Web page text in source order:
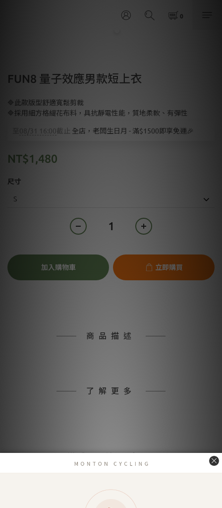
FUN8 量子效應男款短上衣
🔷此款版型舒適寬鬆剪裁
🔷採用細方格緹花布料，具抗靜電性能，質地柔軟、有彈性
08/31 16:00截止 全店，老闆生日月 - 滿$1500即享免運🎉
NT$1,480
尺寸
加入購物車 立即購買
商品描述
了解更多
7-11超商取貨 付款（約4-5天送達）
7-11超商取貨不付款 （約4-5天送達）